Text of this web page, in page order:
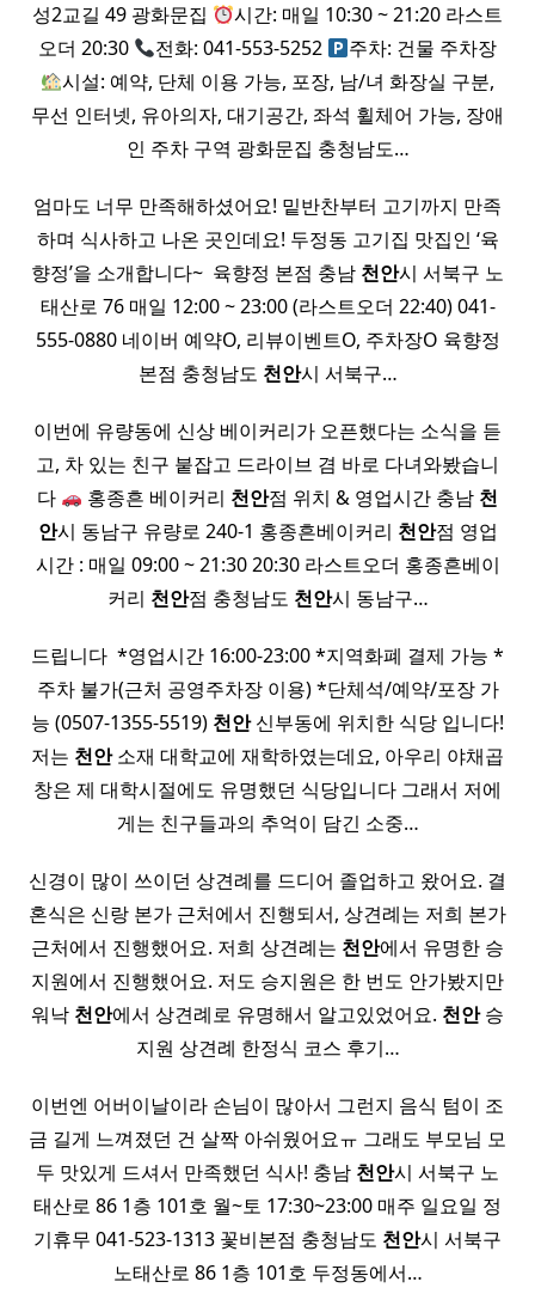
성2교길 49 광화문집
시간: 매일 10:30 ~ 21:20 라스트
오더 20:30
전화: 041-553-5252
주차: 건물 주차장
시설: 예약, 단체 이용 가능, 포장, 남/녀 화장실 구분,
무선 인터넷, 유아의자, 대기공간, 좌석 휠체어 가능, 장애
인 주차 구역 광화문집 충청남도…
엄마도 너무 만족해하셨어요! 밑반찬부터 고기까지 만족
하며 식사하고 나온 곳인데요! 두정동 고기집 맛집인 ‘육
향정’을 소개합니다~ ​ 육향정 본점 충남 천안시 서북구 노
태산로 76 매일 12:00 ~ 23:00 (라스트오더 22:40) 041-
555-0880 네이버 예약O, 리뷰이벤트O, 주차장O 육향정
본점 충청남도 천안시 서북구…
이번에 유량동에 신상 베이커리가 오픈했다는 소식을 듣
고, 차 있는 친구 붙잡고 드라이브 겸 바로 다녀와봤습니
다
홍종흔 베이커리 천안점 위치 & 영업시간 충남 천
안시 동남구 유량로 240-1 홍종흔베이커리 천안점 영업
시간 : 매일 09:00 ~ 21:30 20:30 라스트오더 홍종흔베이
커리 천안점 충청남도 천안시 동남구…
드립니다 ​ *영업시간 16:00-23:00 *지역화폐 결제 가능 *
주차 불가(근처 공영주차장 이용) *단체석/예약/포장 가
능 (0507-1355-5519) 천안신부동에 위치한 식당 입니다!
저는 천안소재 대학교에 재학하였는데요, 아우리 야채곱
창은 제 대학시절에도 유명했던 식당입니다 그래서 저에
게는 친구들과의 추억이 담긴 소중…
신경이 많이 쓰이던 상견례를 드디어 졸업하고 왔어요. 결
혼식은 신랑 본가 근처에서 진행되서, 상견례는 저희 본가
근처에서 진행했어요. 저희 상견례는 천안에서 유명한 승
지원에서 진행했어요. 저도 승지원은 한 번도 안가봤지만
워낙 천안에서 상견례로 유명해서 알고있었어요. 천안승
지원 상견례 한정식 코스 후기…
이번엔 어버이날이라 손님이 많아서 그런지 음식 텀이 조
금 길게 느껴졌던 건 살짝 아쉬웠어요ㅠ 그래도 부모님 모
두 맛있게 드셔서 만족했던 식사! 충남 천안시 서북구 노
태산로 86 1층 101호 월~토 17:30~23:00 매주 일요일 정
기휴무 041-523-1313 꽃비본점 충청남도 천안시 서북구
노태산로 86 1층 101호 두정동에서…